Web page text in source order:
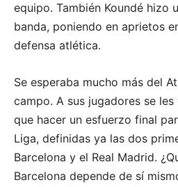
equipo. También Koundé hizo
banda, poniendo en aprietos
defensa atlética.
Se esperaba mucho más del
campo. A sus jugadores se
que hacer un esfuerzo final
Liga, definidas ya las dos
Barcelona y el Real Madrid.
Barcelona depende de sí